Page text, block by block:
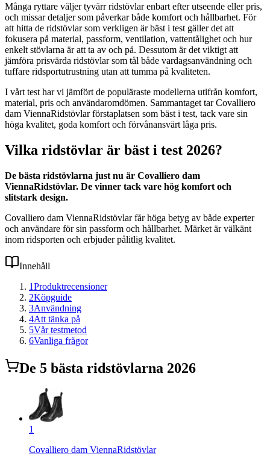
Många ryttare väljer tyvärr ridstövlar enbart efter utseende eller pris,
och missar detaljer som påverkar både komfort och hållbarhet. För
att hitta de ridstövlar som verkligen är bäst i test gäller det att
fokusera på material, passform, ventilation, vattentålighet och hur
enkelt stövlarna är att ta av och på. Dessutom är det viktigt att
jämföra prisvärda ridstövlar som tål både vardagsanvändning och
tuffare ridsportutrustning utan att tumma på kvaliteten.
I vårt test har vi jämfört de populäraste modellerna utifrån komfort,
material, pris och användaromdömen. Sammantaget tar Covalliero
dam ViennaRidstövlar förstaplatsen som bäst i test, tack vare sin
höga kvalitet, goda komfort och förvånansvärt låga pris.
Vilka ridstövlar är bäst i test 2026?
De bästa ridstövlarna just nu är Covalliero dam
ViennaRidstövlar. De vinner tack vare hög komfort och
slitstark design.
Covalliero dam ViennaRidstövlar får höga betyg av både experter
och användare för sin passform och hållbarhet. Märket är välkänt
inom ridsporten och erbjuder pålitlig kvalitet.
Innehåll
1Produktrecensioner
2Köpguide
3Användning
4Att tänka på
5Vår testmetod
6Vanliga frågor
De 5 bästa ridstövlarna 2026
1
Covalliero dam ViennaRidstövlar